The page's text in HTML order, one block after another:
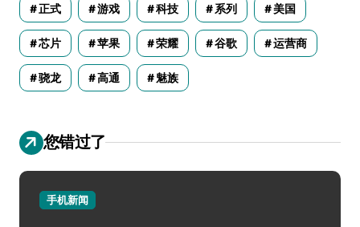
正式 游戏 科技 系列 美国
芯片 苹果 荣耀 谷歌 运营商
骁龙 高通 魅族
您错过了
手机新闻